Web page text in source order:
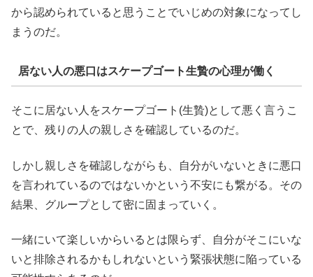
から認められていると思うことでいじめの対象になってし
まうのだ。
居ない人の悪口はスケープゴート生贄の心理が働く
そこに居ない人をスケープゴート(生贄)として悪く言うこ
とで、残りの人の親しさを確認しているのだ。
しかし親しさを確認しながらも、自分がいないときに悪口
を言われているのではないかという不安にも繋がる。その
結果、グループとして密に固まっていく。
一緒にいて楽しいからいるとは限らず、自分がそこにいな
いと排除されるかもしれないという緊張状態に陥っている